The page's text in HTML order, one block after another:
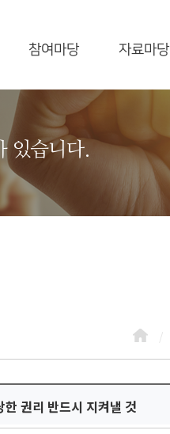
참여마당 자료마당
있습니다.
권리 반드시 지켜낼 것